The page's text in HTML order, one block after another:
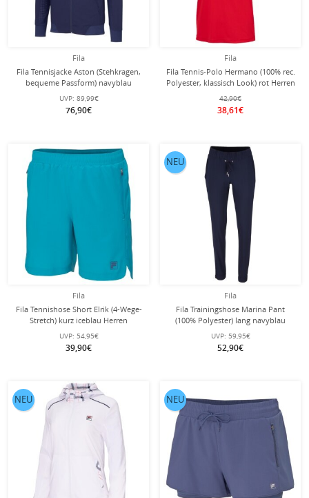
Fila
Fila Tennisjacke Aston (Stehkragen,
bequeme Passform) navyblau
Herren
UVP: 89,99€
76,90€
Fila
Fila Tennis-Polo Hermano (100% rec.
Polyester, klassisch Look) rot Herren
42,90€
38,61€
Fila
Fila Tennishose Short Elrik (4-Wege-
Stretch) kurz iceblau Herren
UVP: 54,95€
39,90€
Fila
Fila Trainingshose Marina Pant
(100% Polyester) lang navyblau
Damen
UVP: 59,95€
52,90€
NEU
NEU NEU